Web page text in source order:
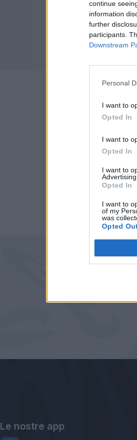
continue
information
further
participants.
Downstream
Personal
I want to
Opted In
I want to
Opted In
I want to
Advertising.
Opted In
I want to
of my
was
Opted
Le nostre app